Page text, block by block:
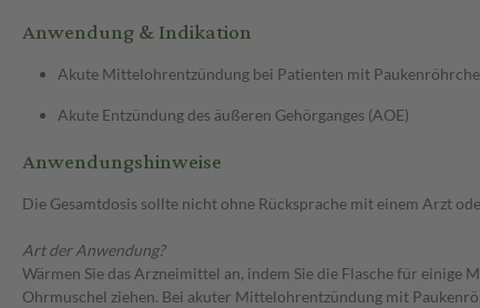
Anwendung & Indikation
Akute Mittelohrentzündung bei Patienten mit
Akute Entzündung des äußeren Gehörganges (AOE)
Anwendungshinweise
Die Gesamtdosis sollte nicht ohne Rücksprache mit einem Arzt
Art der Anwendung?
Wärmen Sie das Arzneimittel an, indem Sie die Flasche für einige
Ohrmuschel ziehen. Bei akuter Mittelohrentzündung mit